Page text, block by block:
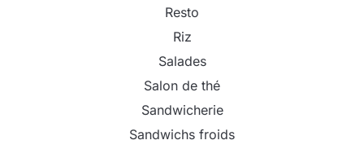
Resto
Riz
Salades
Salon de thé
Sandwicherie
Sandwichs froids